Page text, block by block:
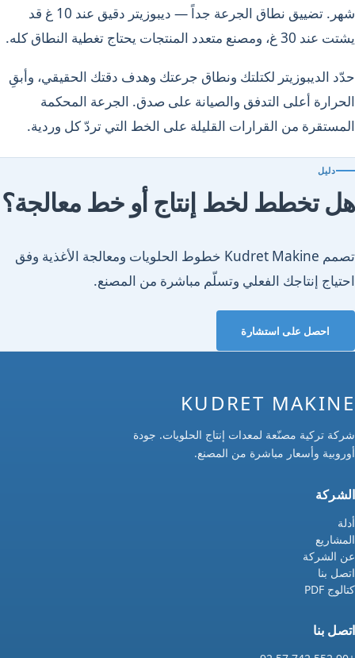
شهر. تضييق نطاق الجرعة جداً — ديبوزيتر دقيق عند 10 غ قد
يشتت عند 30 غ، ومصنع متعدد المنتجات يحتاج تغطية النطاق كله.
حدّد الديبوزيتر لكتلتك ونطاق جرعتك وهدف دقتك الحقيقي، وأبقِ
الحرارة أعلى التدفق والصيانة على صدق. الجرعة المحكمة
المستقرة من القرارات القليلة على الخط التي تردّ كل وردية.
دليل
هل تخطط لخط إنتاج أو خط معالجة؟
تصمم Kudret Makine خطوط الحلويات ومعالجة الأغذية وفق
احتياج إنتاجك الفعلي وتسلّم مباشرة من المصنع.
احصل على استشارة
KUDRET MAKINE
شركة تركية مصنّعة لمعدات إنتاج الحلويات. جودة
أوروبية وأسعار مباشرة من المصنع.
الشركة
أدلة
المشاريع
عن الشركة
اتصل بنا
كتالوج PDF
اتصل بنا